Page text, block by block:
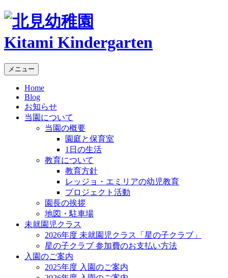
Kitami Kindergarten
メニュー
Home
Blog
お知らせ
当園について
当園の概要
園庭と保育室
1日の生活
教育について
教育方針
レッジョ・エミリアの幼児教育
プロジェクト活動
園長の挨拶
地図・駐車場
未就園児クラス
2026年度 未就園児クラス「星の子クラブ」
星の子クラブ 参加費のお支払い方法
入園のご案内
2025年度 入園のご案内